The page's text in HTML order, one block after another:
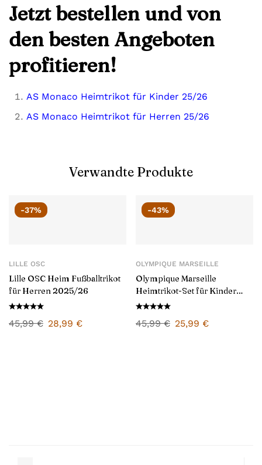
Jetzt bestellen und von
den besten Angeboten
profitieren!
AS Monaco Heimtrikot für Kinder 25/26
AS Monaco Heimtrikot für Herren 25/26
Verwandte Produkte
-37%
LILLE OSC
Lille OSC Heim Fußballtrikot
für Herren 2025/26
45,99€ 28,99 €
-43%
OLYMPIQUE MARSEILLE
Olympique Marseille
Heimtrikot-Set für Kinder
2024/25
45,99€ 25,99 €